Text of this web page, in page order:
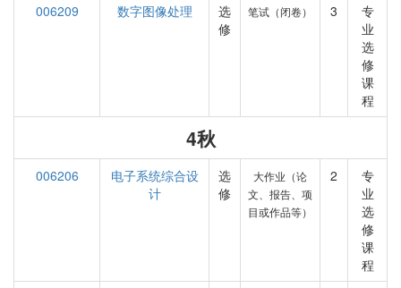
006209
数字图像处理
选
修
笔试（闭卷） 3
专
业
选
修
课
程
4秋
006206
电子系统综合设
计
选
修
大作业（论
文、报告、项
目或作品等）
2
专
业
选
修
课
程